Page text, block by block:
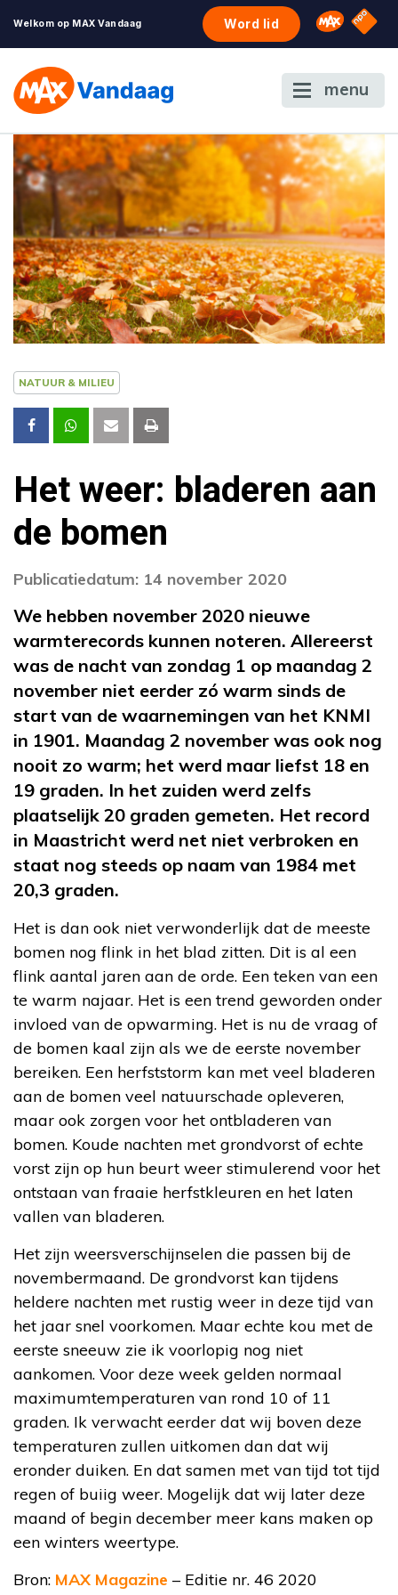
Welkom op MAX Vandaag Word lid Omroep
NPO
menu
NATUUR & MILIEU
Het weer: bladeren aan
de bomen
Publicatiedatum: 14 november 2020
We hebben november 2020 nieuwe
warmterecords kunnen noteren. Allereerst
was de nacht van zondag 1 op maandag 2
november niet eerder zó warm sinds de
start van de waarnemingen van het KNMI
in 1901. Maandag 2 november was ook nog
nooit zo warm; het werd maar liefst 18 en
19 graden. In het zuiden werd zelfs
plaatselijk 20 graden gemeten. Het record
in Maastricht werd net niet verbroken en
staat nog steeds op naam van 1984 met
20,3 graden.
Het is dan ook niet verwonderlijk dat de meeste
bomen nog flink in het blad zitten. Dit is al een
flink aantal jaren aan de orde. Een teken van een
te warm najaar. Het is een trend geworden onder
invloed van de opwarming. Het is nu de vraag of
de bomen kaal zijn als we de eerste november
bereiken. Een herfststorm kan met veel bladeren
aan de bomen veel natuurschade opleveren,
maar ook zorgen voor het ontbladeren van
bomen. Koude nachten met grondvorst of echte
vorst zijn op hun beurt weer stimulerend voor het
ontstaan van fraaie herfstkleuren en het laten
vallen van bladeren.
Het zijn weersverschijnselen die passen bij de
novembermaand. De grondvorst kan tijdens
heldere nachten met rustig weer in deze tijd van
het jaar snel voorkomen. Maar echte kou met de
eerste sneeuw zie ik voorlopig nog niet
aankomen. Voor deze week gelden normaal
maximumtemperaturen van rond 10 of 11
graden. Ik verwacht eerder dat wij boven deze
temperaturen zullen uitkomen dan dat wij
eronder duiken. En dat samen met van tijd tot tijd
regen of buiig weer. Mogelijk dat wij later deze
maand of begin december meer kans maken op
een winters weertype.
Bron: MAX Magazine – Editie nr. 46 2020